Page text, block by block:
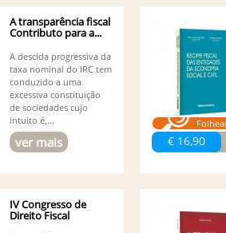
A transparência fiscal
Contributo para a...
A descida progressiva da
taxa nominal do IRC tem
conduzido a uma
excessiva constituição
de sociedades cujo
intuito é,...
ver mais € 16,90
IV Congresso de
Direito Fiscal